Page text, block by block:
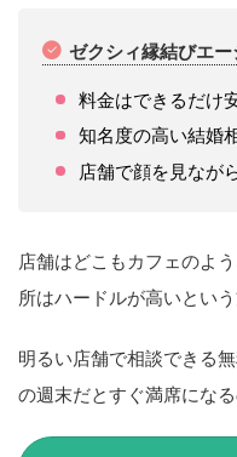
ゼクシィ縁結びエ
料金はできるだけ
知名度の高い結婚
店舗で顔を見なが
店舗はどこもカフェのよ
所はハードルが高いとい
明るい店舗で相談できる
の週末だとすぐ満席にな